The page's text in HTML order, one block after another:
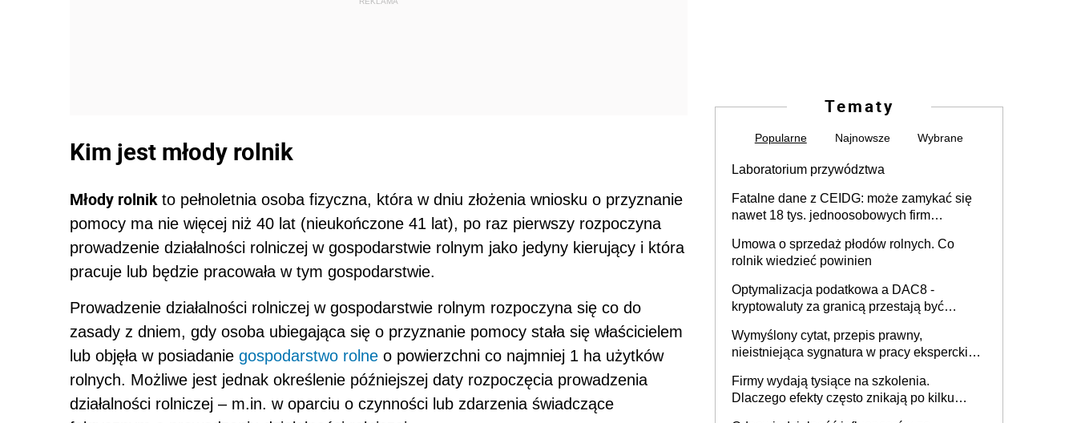
Kim jest młody rolnik
Młody rolnik to pełnoletnia osoba fizyczna, która w dniu złożenia wniosku o przyznanie
pomocy ma nie więcej niż 40 lat (nieukończone 41 lat), po raz pierwszy rozpoczyna
prowadzenie działalności rolniczej w gospodarstwie rolnym jako jedyny kierujący i która
pracuje lub będzie pracowała w tym gospodarstwie.
Prowadzenie działalności rolniczej w gospodarstwie rolnym rozpoczyna się co do
zasady z dniem, gdy osoba ubiegająca się o przyznanie pomocy stała się właścicielem
lub objęła w posiadanie gospodarstwo rolne o powierzchni co najmniej 1 ha użytków
rolnych. Możliwe jest jednak określenie późniejszej daty rozpoczęcia prowadzenia
działalności rolniczej – m.in. w oparciu o czynności lub zdarzenia świadczące
Tematy
Popularne Najnowsze Wybrane
Laboratorium przywództwa
Fatalne dane z CEIDG: może zamykać się
nawet 18 tys. jednoosobowych firm
Umowa o sprzedaż płodów rolnych. Co
rolnik wiedzieć powinien
Optymalizacja podatkowa a DAC8 -
kryptowaluty za granicą przestają być
Wymyślony cytat, przepis prawny,
nieistniejąca sygnatura w pracy eksperckiej -
firmie
Firmy wydają tysiące na szkolenia.
Dlaczego efekty często znikają po kilku